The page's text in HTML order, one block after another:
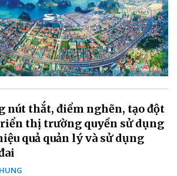
nút thắt, điểm nghẽn, tạo đột
thị trường quyền sử dụng
quả quản lý và sử dụng